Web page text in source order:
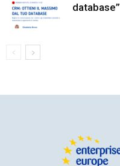
database”